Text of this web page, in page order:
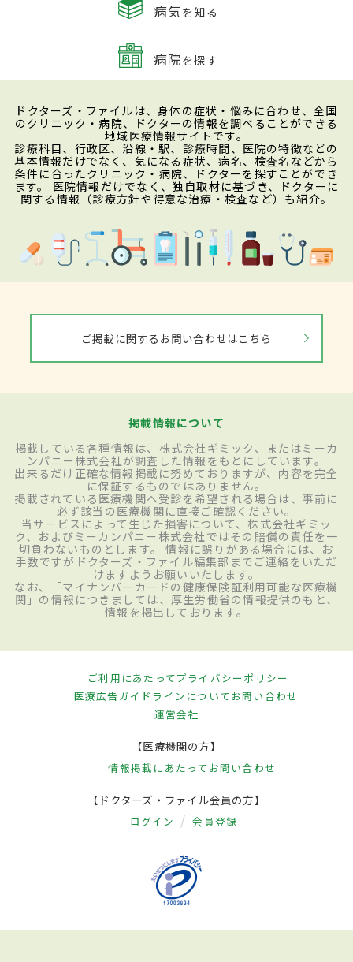
病気を知る
病院を探す
ドクターズ・ファイルは、身体の症状・悩みに合わせ、全国
のクリニック・病院、ドクターの情報を調べることができる
地域医療情報サイトです。
診療科目、行政区、沿線・駅、診療時間、医院の特徴などの
基本情報だけでなく、気になる症状、病名、検査名などから
条件に合ったクリニック・病院、ドクターを探すことができ
ます。 医院情報だけでなく、独自取材に基づき、ドクターに
関する情報（診療方針や得意な治療・検査など）も紹介。
ご掲載に関するお問い合わせはこちら
掲載情報について
掲載している各種情報は、株式会社ギミック、またはミーカ
ンパニー株式会社が調査した情報をもとにしています。
出来るだけ正確な情報掲載に努めておりますが、内容を完全
に保証するものではありません。
掲載されている医療機関へ受診を希望される場合は、事前に
必ず該当の医療機関に直接ご確認ください。
当サービスによって生じた損害について、株式会社ギミッ
ク、およびミーカンパニー株式会社ではその賠償の責任を一
切負わないものとします。 情報に誤りがある場合には、お
手数ですがドクターズ・ファイル編集部までご連絡をいただ
けますようお願いいたします。
なお、「マイナンバーカードの健康保険証利用可能な医療機
関」の情報につきましては、厚生労働省の情報提供のもと、
情報を掲出しております。
ご利用にあたってプライバシーポリシー
医療広告ガイドラインについてお問い合わせ
運営会社
【医療機関の方】
情報掲載にあたって お問い合わせ
【ドクターズ・ファイル会員の方】
ログイン 会員登録